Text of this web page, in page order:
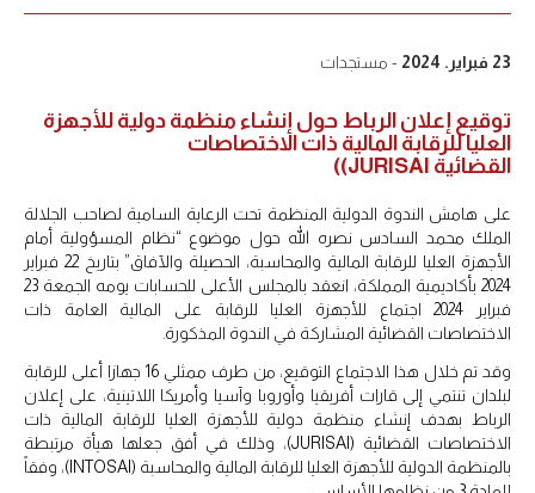
23 فبراير. 2024 - مستجدات
توقيع إعلان الرباط حول إنشاء منظمة دولية للأجهزة
العليا للرقابة المالية ذات الاختصاصات
القضائية JURISAI))
على هامش الندوة الدولية المنظمة تحت الرعاية السامية لصاحب الجلالة
الملك محمد السادس نصره الله حول موضوع “نظام المسؤولية أمام
الأجهزة العليا للرقابة المالية والمحاسبة، الحصيلة والآفاق” بتاريخ 22 فبراير
2024 بأكاديمية المملكة، انعقد بالمجلس الأعلى للحسابات يومه الجمعة 23
فبراير 2024 اجتماع للأجهزة العليا للرقابة على المالية العامة ذات
الاختصاصات القضائية المشاركة في الندوة المذكورة.
وقد تم خلال هذا الاجتماع التوقيع، من طرف ممثلي 16 جهازا أعلى للرقابة
لبلدان تنتمي إلى قارات أفريقيا وأوروبا وآسيا وأمريكا اللاتينية، على إعلان
الرباط بهدف إنشاء منظمة دولية للأجهزة العليا للرقابة المالية ذات
الاختصاصات القضائية (JURISAI)، وذلك في أفق جعلها هيأة مرتبطة
بالمنظمة الدولية للأجهزة العليا للرقابة المالية والمحاسبة (INTOSAI)، وفقاً